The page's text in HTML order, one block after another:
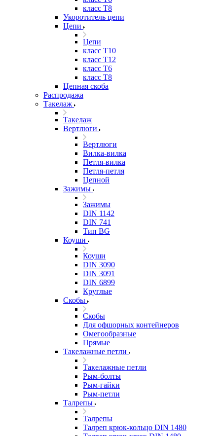
класс Т8
Укоротитель цепи
Цепи
Цепи
класс Т10
класс Т12
класс Т6
класс Т8
Цепная скоба
Распродажа
Такелаж
Такелаж
Вертлюги
Вертлюги
Вилка-вилка
Петля-вилка
Петля-петля
Цепной
Зажимы
Зажимы
DIN 1142
DIN 741
Тип BG
Коуши
Коуши
DIN 3090
DIN 3091
DIN 6899
Круглые
Скобы
Скобы
Для офшорных контейнеров
Омегообразные
Прямые
Такелажные петли
Такелажные петли
Рым-болты
Рым-гайки
Рым-петли
Талрепы
Талрепы
Талреп крюк-кольцо DIN 1480